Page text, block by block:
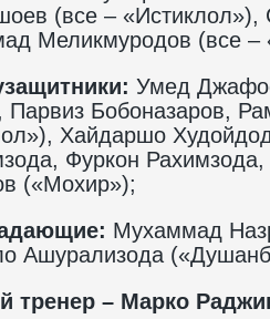
(все –
Меликмуродов (все –
Умед
Парвиз Бобоназаров,
Хайдаршо
Фуркон
(«Мохир»);
Мухаммад
Ашурализода
тренер – Марко